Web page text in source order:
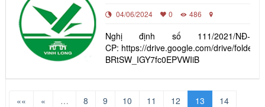
CP của Chính phủ
04/06/2024 0 486
Nghị định số 111/2021/NĐ-
CP: https://drive.google.com/drive/folders/
BRtSW_IGY7fc0EPVWIiB
«« « … 8 9 10 11 12 13
14